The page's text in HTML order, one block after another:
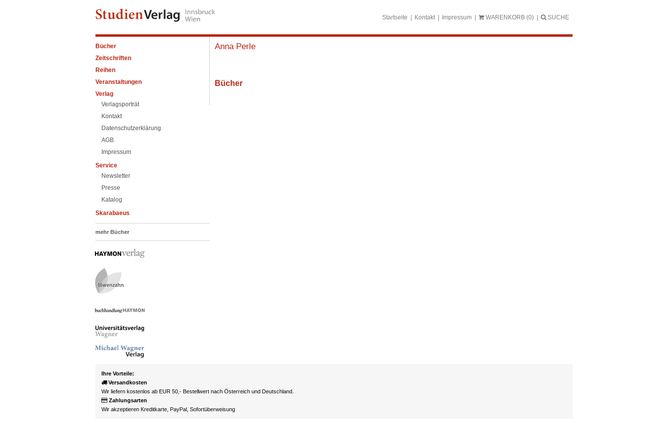
Startseite Kontakt Impressum WARENKORB (0) SUCHE
Bücher
Zeitschriften
Reihen
Veranstaltungen
Verlag
Verlagsporträt
Kontakt
Datenschutzerklärung
AGB
Impressum
Service
Newsletter
Presse
Katalog
Skarabaeus
mehr Bücher
Anna Perle
Bücher
Ihre Vorteile:
Versandkosten
Wir liefern kostenlos ab EUR 50,- Bestellwert nach Österreich und Deutschland.
Zahlungsarten
Wir akzeptieren Kreditkarte, PayPal, Sofortüberweisung